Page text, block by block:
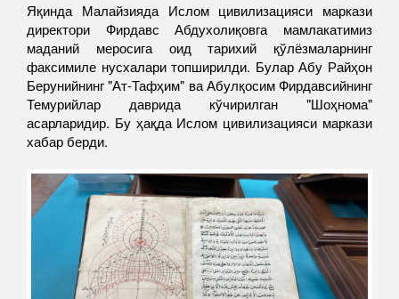
Яқинда Малайзияда Ислом цивилизацияси маркази
директори Фирдавс Абдухолиқовга мамлакатимиз
маданий меросига оид тарихий қўлёзмаларнинг
факсимиле нусхалари топширилди. Булар Абу Райҳон
Берунийнинг "Ат-Тафҳим" ва Абулқосим Фирдавсийнинг
Темурийлар даврида кўчирилган "Шоҳнома"
асарларидир. Бу ҳақда Ислом цивилизацияси маркази
хабар берди.